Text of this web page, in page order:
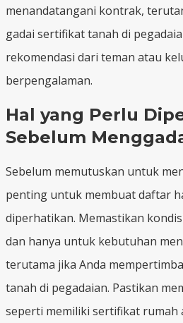
menandatangani kontrak,
gadai sertifikat tanah di
rekomendasi dari teman atau
berpengalaman.
Hal yang Perlu
Sebelum
Sebelum memutuskan untuk
penting untuk membuat daftar
diperhatikan. Memastikan
dan hanya untuk kebutuhan
terutama jika Anda
tanah di pegadaian. Pastikan
seperti memiliki sertifikat rumah